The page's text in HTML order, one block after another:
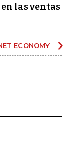
las ventas
ECONOMY